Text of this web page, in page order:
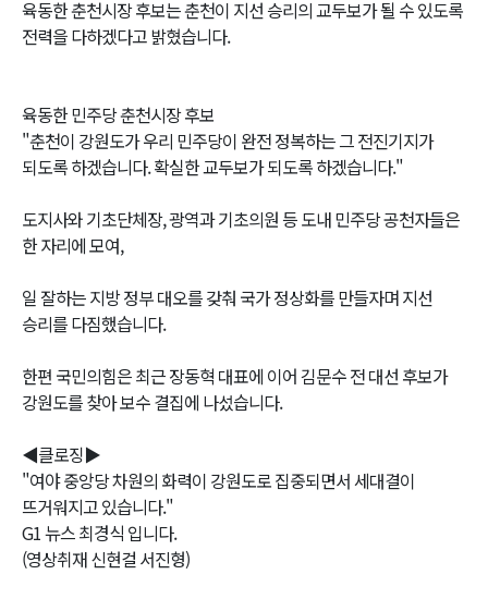
육동한 춘천시장 후보는 춘천이 지선 승리의 교두보가 될 수 있도록
전력을 다하겠다고 밝혔습니다.
육동한 민주당 춘천시장 후보
"춘천이 강원도가 우리 민주당이 완전 정복하는 그 전진기지가
되도록 하겠습니다. 확실한 교두보가 되도록 하겠습니다."
도지사와 기초단체장, 광역과 기초의원 등 도내 민주당 공천자들은
한 자리에 모여,
일 잘하는 지방 정부 대오를 갖춰 국가 정상화를 만들자며 지선
승리를 다짐했습니다.
한편 국민의힘은 최근 장동혁 대표에 이어 김문수 전 대선 후보가
강원도를 찾아 보수 결집에 나섰습니다.
◀클로징▶
"여야 중앙당 차원의 화력이 강원도로 집중되면서 세대결이
뜨거워지고 있습니다."
G1 뉴스 최경식 입니다.
(영상취재 신현걸 서진형)